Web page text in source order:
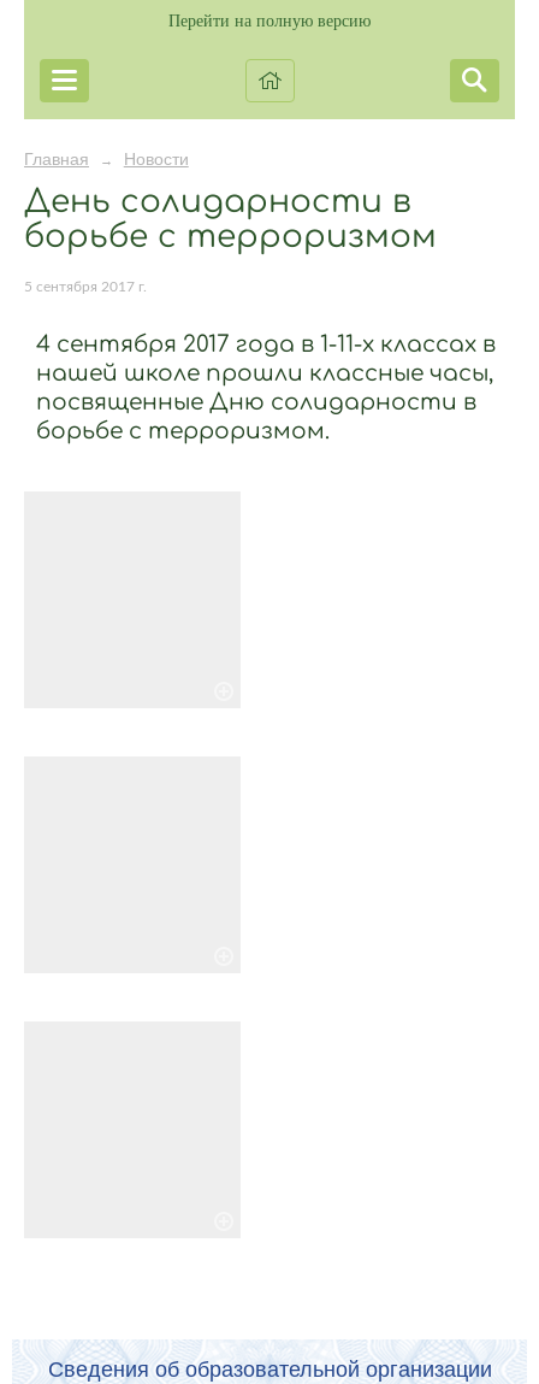
Перейти на полную версию
Главная → Новости
День солидарности в
борьбе с терроризмом
5 сентября 2017 г.
4 сентября 2017 года в 1-11-х классах в
нашей школе прошли классные часы,
посвященные Дню солидарности в
борьбе с терроризмом.
Сведения об образовательной организации